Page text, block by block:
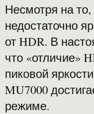
Несмотря на
недостаточно
от HDR. В
что «отличие»
пиковой
MU7000
режиме.